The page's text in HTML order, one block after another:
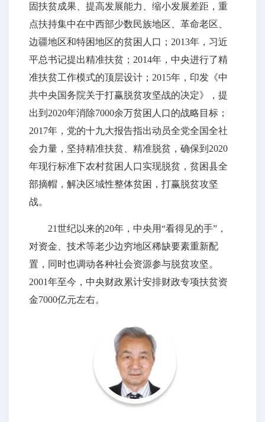
固扶贫成果、提高发展能力、缩小发展差距，重
点扶持集中在中西部少数民族地区、革命老区、
边疆地区和特困地区的贫困人口；2013年，习近
平总书记提出精准扶贫；2014年，中央进行了精
准扶贫工作模式的顶层设计；2015年，印发《中
共中央国务院关于打赢脱贫攻坚战的决定》，提
出到2020年消除7000余万贫困人口的战略目标；
2017年，党的十九大报告指出动员全党全国全社
会力量，坚持精准扶贫、精准脱贫，确保到2020
年现行标准下农村贫困人口实现脱贫，贫困县全
部摘帽，解决区域性整体贫困，打赢脱贫攻坚
战。
21世纪以来的20年，中央用“看得见的手”，
对资金、技术等老少边穷地区稀缺要素重新配
置，同时也调动各种社会资源参与脱贫攻坚。
2001年至今，中央财政累计安排财政专项扶贫资
金7000亿元左右。